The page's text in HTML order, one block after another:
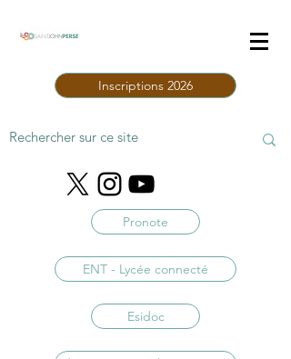
Inscriptions 2026
Pronote
ENT - Lycée connecté
Esidoc